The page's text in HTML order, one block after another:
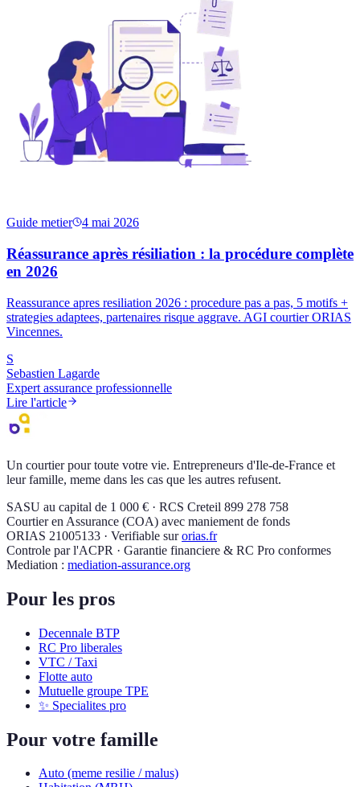
Guide metier 4 mai 2026
Réassurance après résiliation : la procédure complète
en 2026
Reassurance apres resiliation 2026 : procedure pas a pas, 5 motifs +
strategies adaptees, partenaires risque aggrave. AGI courtier ORIAS
Vincennes.
S
Sebastien Lagarde
Expert assurance professionnelle
Lire l'article
Un courtier pour toute votre vie. Entrepreneurs d'Ile-de-France et
leur famille, meme dans les cas que les autres refusent.
SASU au capital de 1 000 € · RCS Creteil 899 278 758
Courtier en Assurance (COA) avec maniement de fonds
ORIAS 21005133 · Verifiable sur orias.fr
Controle par l'ACPR · Garantie financiere & RC Pro conformes
Mediation : mediation-assurance.org
Pour les pros
Decennale BTP
RC Pro liberales
VTC / Taxi
Flotte auto
Mutuelle groupe TPE
✨ Specialites pro
Pour votre famille
Auto (meme resilie / malus)